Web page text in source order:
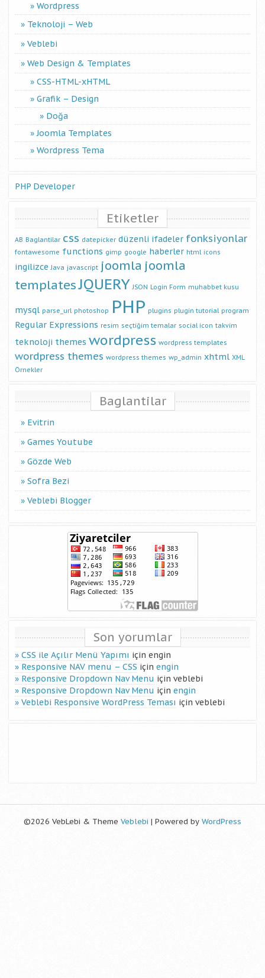
Wordpress
Teknoloji – Web
Veblebi
Web Design & Templates
CSS-HTML-xHTML
Grafik – Design
Doğa
Joomla Templates
Wordpress Tema
PHP Developer
Etiketler
AB Baglantilar css datepicker düzenli ifadeler fonksiyonlar
fontawesome functions gimp google haberler html icons
ingilizce Java javascript joomla joomla
templatesJQUERY JSON Login Form muhabbet kusu
mysql parse_url photoshop PHP plugins plugin tutorial program
Regular Expressions resim seçtiğim temalar social icon takvim
teknoloji themes wordpress wordpress templates
wordpress themes wordpress themes wp_admin xhtml XML
Örnekler
Baglantilar
Evitrin
Games Youtube
Gözde Web
Sofra Bezi
Veblebi Blogger
Son yorumlar
CSS ile Açılır Menü Yapımı için engin
Responsive NAV menu – CSS için engin
Responsive Dropdown Nav Menu için veblebi
Responsive Dropdown Nav Menu için engin
Veblebi Responsive WordPress Teması için veblebi
©2026 VebLebi & Theme Veblebi | Powered by WordPress